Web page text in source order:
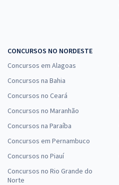
CONCURSOS NO NORDESTE
Concursos em Alagoas
Concursos na Bahia
Concursos no Ceará
Concursos no Maranhão
Concursos na Paraíba
Concursos em Pernambuco
Concursos no Piauí
Concursos no Rio Grande do
Norte